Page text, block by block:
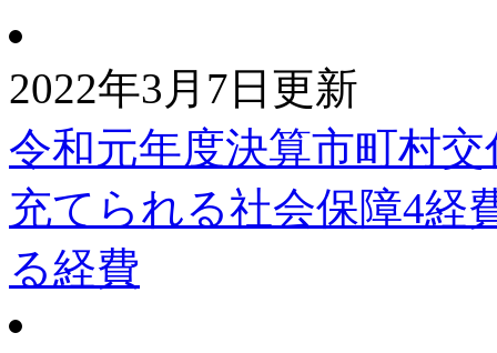
2022年3月7日更新
令和元年度決算市町村
充てられる社会保障4経
る経費